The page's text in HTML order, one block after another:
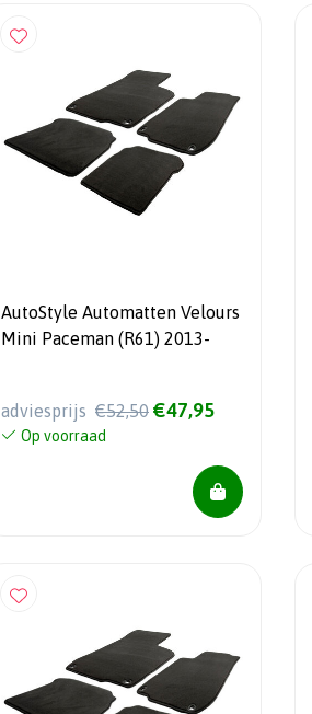
AutoStyle Automatten Velours
Mini Paceman (R61) 2013-
adviesprijs €52,50 €47,95
Op voorraad